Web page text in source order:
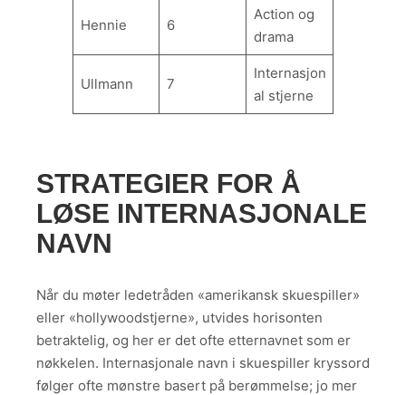
Hennie 6
Action og
drama
Ullmann 7
Internasjon
al stjerne
STRATEGIER FOR Å
LØSE INTERNASJONALE
NAVN
Når du møter ledetråden «amerikansk skuespiller»
eller «hollywoodstjerne», utvides horisonten
betraktelig, og her er det ofte etternavnet som er
nøkkelen. Internasjonale navn i skuespiller kryssord
følger ofte mønstre basert på berømmelse; jo mer